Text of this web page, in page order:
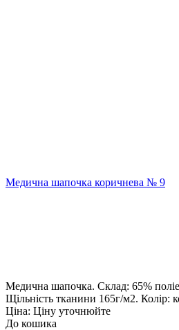
Медична шапочка коричнева № 9
Медична шапочка. Склад: 65%
Щільність тканини 165г/м2. Колір:
Ціна: Ціну уточнюйте
До кошика